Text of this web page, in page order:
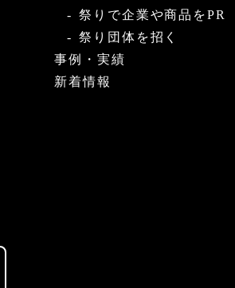
祭りで企業や商品をPR
祭り団体を招く
事例・実績
新着情報